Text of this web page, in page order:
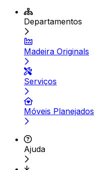
Departamentos
Madeira Originals
Serviços
Móveis Planejados
Ajuda